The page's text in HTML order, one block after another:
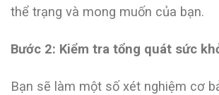
thể trạng và mong muốn của bạn.
Bước 2: Kiểm tra tổng quát sức
Bạn sẽ làm một số xét nghiệm cơ